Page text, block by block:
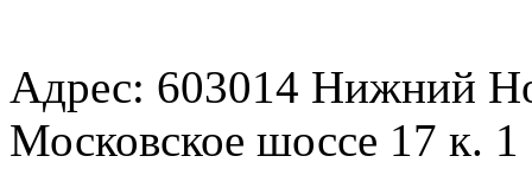
Адрес: 603014 Нижний
Московское шоссе 17 к.